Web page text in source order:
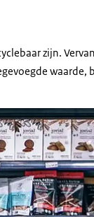
zijn.
waarde,